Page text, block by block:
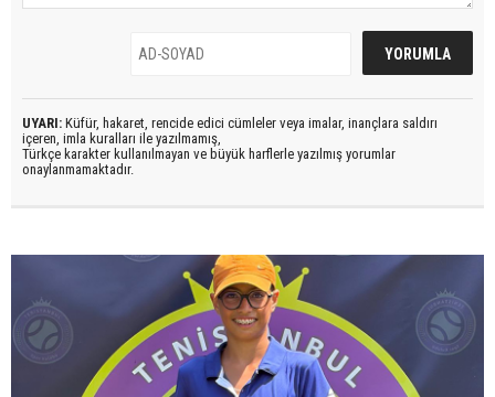
UYARI: Küfür, hakaret, rencide edici cümleler veya imalar, inançlara saldırı
içeren, imla kuralları ile yazılmamış,
Türkçe karakter kullanılmayan ve büyük harflerle yazılmış yorumlar
onaylanmamaktadır.